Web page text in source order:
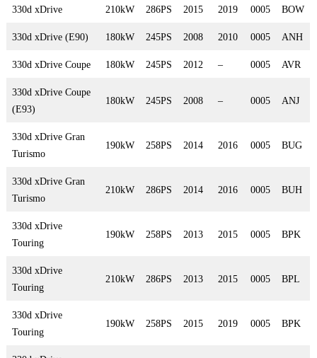
330d xDrive 210kW 286PS 2015 2019 0005 BOW
330d xDrive (E90) 180kW 245PS 2008 2010 0005 ANH
330d xDrive Coupe 180kW 245PS 2012 – 0005 AVR
330d xDrive Coupe
(E93)
180kW 245PS 2008 – 0005 ANJ
330d xDrive Gran
Turismo
190kW 258PS 2014 2016 0005 BUG
330d xDrive Gran
Turismo
210kW 286PS 2014 2016 0005 BUH
330d xDrive
Touring
190kW 258PS 2013 2015 0005 BPK
330d xDrive
Touring
210kW 286PS 2013 2015 0005 BPL
330d xDrive
Touring
190kW 258PS 2015 2019 0005 BPK